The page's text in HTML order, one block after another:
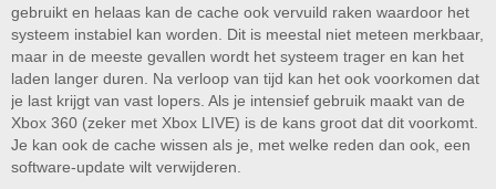
gebruikt en helaas kan de cache ook vervuild raken waardoor het
systeem instabiel kan worden. Dit is meestal niet meteen merkbaar,
maar in de meeste gevallen wordt het systeem trager en kan het
laden langer duren. Na verloop van tijd kan het ook voorkomen dat
je last krijgt van vast lopers. Als je intensief gebruik maakt van de
Xbox 360 (zeker met Xbox LIVE) is de kans groot dat dit voorkomt.
Je kan ook de cache wissen als je, met welke reden dan ook, een
software-update wilt verwijderen.